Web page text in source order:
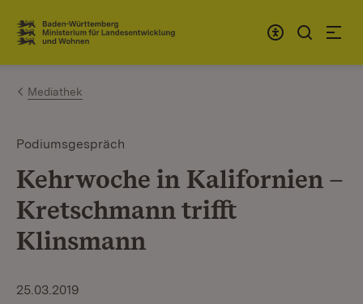
Zum Inhalt springen
Link zur Startseite
Mediathek
Podiumsgespräch
Kehrwoche in Kalifornien –
Kretschmann trifft
Klinsmann
25.03.2019